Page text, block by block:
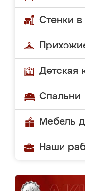
Стенки в
Детская
Спальни
Мебель
Наши